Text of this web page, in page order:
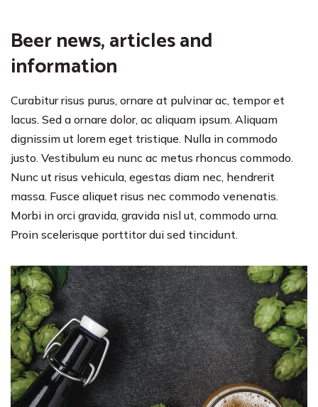
Beer news, articles and
information
Curabitur risus purus, ornare at pulvinar ac, tempor et
lacus. Sed a ornare dolor, ac aliquam ipsum. Aliquam
dignissim ut lorem eget tristique. Nulla in commodo
justo. Vestibulum eu nunc ac metus rhoncus commodo.
Nunc ut risus vehicula, egestas diam nec, hendrerit
massa. Fusce aliquet risus nec commodo venenatis.
Morbi in orci gravida, gravida nisl ut, commodo urna.
Proin scelerisque porttitor dui sed tincidunt.